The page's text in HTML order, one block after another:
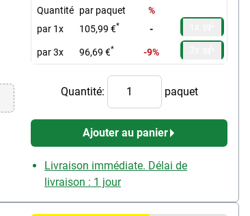
Quantité par paquet
%
par 1x
105,99 €* -
par 3x 96,69 €* -9%
Quantité: paquet
Ajouter au panier
Livraison immédiate. Délai de
livraison : 1 jour